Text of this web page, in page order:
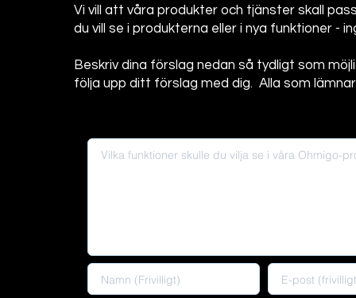
Vi vill att våra produkter och tjänster skall
du vill se i produkterna eller i nya funktioner -
Beskriv dina förslag nedan så tydligt som
följa upp ditt förslag med dig. Alla som